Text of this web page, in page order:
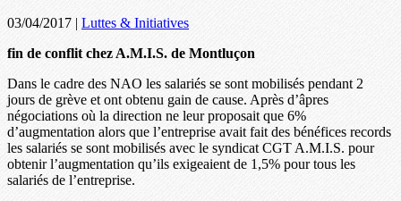
03/04/2017 | Luttes & Initiatives
fin de conflit chez A.M.I.S. de Montluçon
Dans le cadre des NAO les salariés se sont mobilisés pendant 2
jours de grève et ont obtenu gain de cause. Après d’âpres
négociations où la direction ne leur proposait que 6%
d’augmentation alors que l’entreprise avait fait des bénéfices records
les salariés se sont mobilisés avec le syndicat CGT A.M.I.S. pour
obtenir l’augmentation qu’ils exigeaient de 1,5% pour tous les
salariés de l’entreprise.